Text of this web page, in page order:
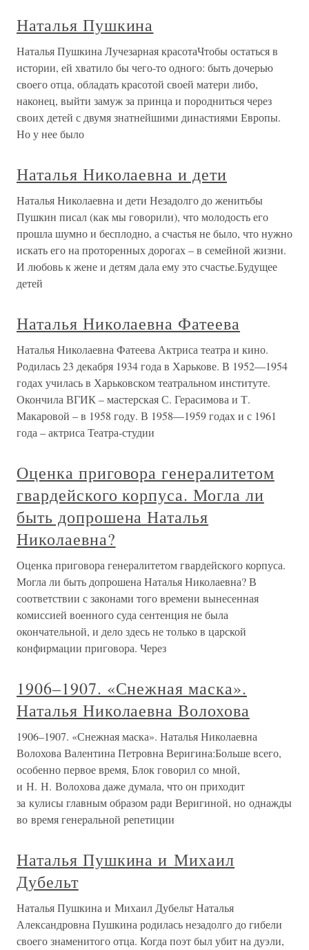
Наталья Пушкина
Наталья Пушкина Лучезарная красотаЧтобы остаться в
истории, ей хватило бы чего-то одного: быть дочерью
своего отца, обладать красотой своей матери либо,
наконец, выйти замуж за принца и породниться через
своих детей с двумя знатнейшими династиями Европы.
Но у нее было
Наталья Николаевна и дети
Наталья Николаевна и дети Незадолго до женитьбы
Пушкин писал (как мы говорили), что молодость его
прошла шумно и бесплодно, а счастья не было, что нужно
искать его на проторенных дорогах – в семейной жизни.
И любовь к жене и детям дала ему это счастье.Будущее
детей
Наталья Николаевна Фатеева
Наталья Николаевна Фатеева Актриса театра и кино.
Родилась 23 декабря 1934 года в Харькове. В 1952—1954
годах училась в Харьковском театральном институте.
Окончила ВГИК – мастерская С. Герасимова и Т.
Макаровой – в 1958 году. В 1958—1959 годах и с 1961
года – актриса Театра-студии
Оценка приговора генералитетом
гвардейского корпуса. Могла ли
быть допрошена Наталья
Николаевна?
Оценка приговора генералитетом гвардейского корпуса.
Могла ли быть допрошена Наталья Николаевна? В
соответствии с законами того времени вынесенная
комиссией военного суда сентенция не была
окончательной, и дело здесь не только в царской
конфирмации приговора. Через
1906–1907. «Снежная маска».
Наталья Николаевна Волохова
1906–1907. «Снежная маска». Наталья Николаевна
Волохова Валентина Петровна Веригина:Больше всего,
особенно первое время, Блок говорил со мной,
и Н. Н. Волохова даже думала, что он приходит
за кулисы главным образом ради Веригиной, но однажды
во время генеральной репетиции
Наталья Пушкина и Михаил
Дубельт
Наталья Пушкина и Михаил Дубельт Наталья
Александровна Пушкина родилась незадолго до гибели
своего знаменитого отца. Когда поэт был убит на дуэли,